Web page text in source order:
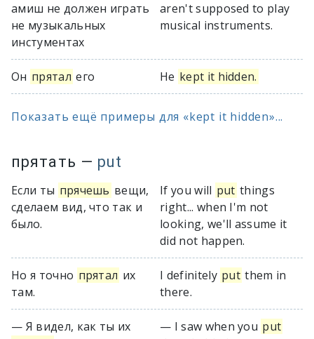
амиш не должен играть
не музыкальных
инстументах
aren't supposed to play
musical instruments.
Он прятал его He kept it hidden.
Показать ещё примеры для «kept it hidden»...
прятать — put
Если ты прячешь вещи,
сделаем вид, что так и
было.
If you will put things
right... when I'm not
looking, we'll assume it
did not happen.
Но я точно прятал их
там.
I definitely put them in
there.
— Я видел, как ты их
— I saw when you put